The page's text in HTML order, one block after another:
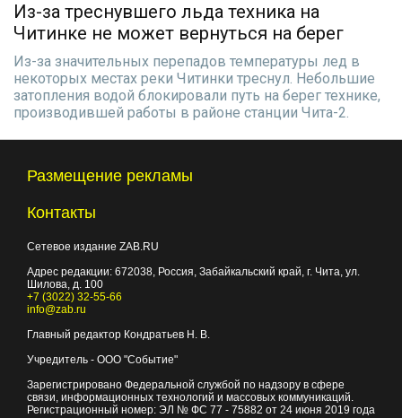
Из-за треснувшего льда техника на
Читинке не может вернуться на берег
Из-за значительных перепадов температуры лед в
некоторых местах реки Читинки треснул. Небольшие
затопления водой блокировали путь на берег технике,
производившей работы в районе станции Чита-2.
Размещение рекламы
Контакты
Сетевое издание ZAB.RU
Адрес редакции: 672038, Россия, Забайкальский край, г. Чита, ул.
Шилова, д. 100
+7 (3022) 32-55-66
info@zab.ru
Главный редактор Кондратьев Н. В.
Учредитель - ООО "Событие"
Зарегистрировано Федеральной службой по надзору в сфере
связи, информационных технологий и массовых коммуникаций.
Регистрационный номер: ЭЛ № ФС 77 - 75882 от 24 июня 2019 года